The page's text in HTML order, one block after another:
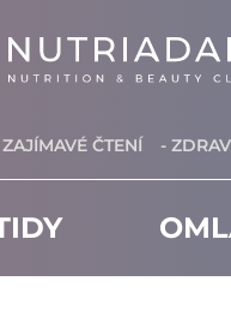
ČTENÍ -